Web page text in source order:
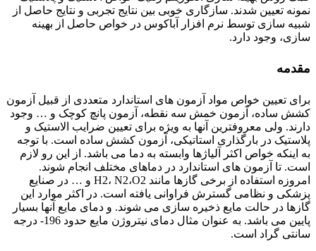
نمونه تعیین شدند. سازگاری خوبی بین نتایج تجربی و نتایج حاصل از
شبیه سازی توسط نرم افزار آباکوس در خواص حاصل از بهینه
سازی، وجود دارد.
مقدمه
برای تعیین خواص مواد آزمون های استاندارد متعددی از قبیل آزمون
کشش ساده، آزمون خمش سه نقطه، آزمون پانچ کوچک و … وجود
دارند. ولی معروفترین آنها به ویژه برای تعیین ضرایب الاستیک و
پلاستیک در بارگذاری استاتیکی، آزمون کشش ساده است. با توجه
به اینکه خواص اکثر آلیاژها وابسته به دما می باشد. از این رو لازم
است. تا آزمون های استاندارد در دماهای مختلف انجام شوند.
امروزه استفاده از برخی گازها مانند H2، N2،O2 و … در صنایع
پزشکی و نظامی گسترش فراوانی یافته است. در اکثر موارد این
گازها در حالت مایع ذخیره سازی می شوند. و دمای مایع آنها بسیار
پایین می باشد. به عنوان مثال دمای نیتروژن مایع حدود 196- درجه
سانتی گراد است.